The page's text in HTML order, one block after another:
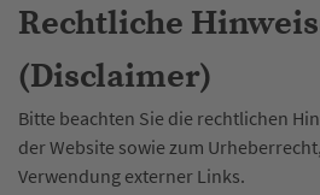
Rechtliche
(Disclaimer)
Bitte beachten Sie die rechtlichen
der Website sowie zum
Verwendung externer Links.